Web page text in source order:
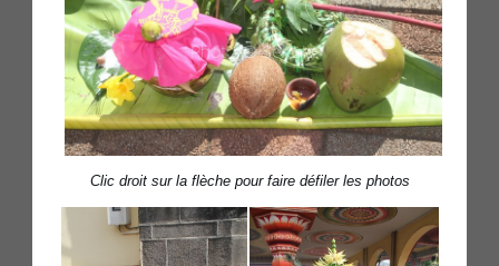
Clic droit sur la flèche pour faire défiler les photos